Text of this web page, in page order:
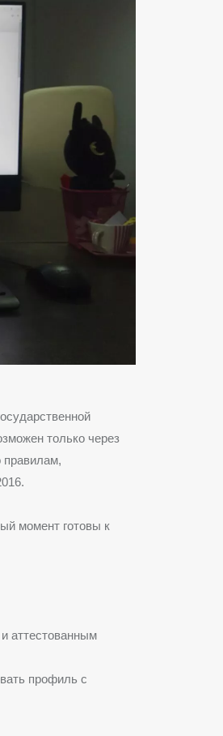
только через
момент готовы к
аттестованным
профиль с